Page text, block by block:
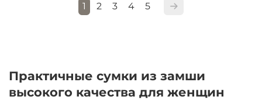
1 2 3 4 5
Практичные сумки из замши
высокого качества для женщин